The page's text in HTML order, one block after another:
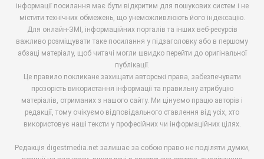
інформації посилання має бути відкритим для пошукових систем і не
містити технічних обмежень, що унеможливлюють його індексацію.
Для онлайн-ЗМІ, інформаційних порталів та інших веб-ресурсів
важливо розміщувати таке посилання у підзаголовку або в першому
абзаці матеріалу, щоб читачі могли швидко перейти до оригінальної
публікації.
Це правило покликане захищати авторські права, забезпечувати
прозорість використання інформації та правильну атрибуцію
матеріалів, отриманих з нашого сайту. Ми цінуємо працю авторів і
редакції, тому очікуємо відповідального ставлення від усіх, хто
використовує наші тексти у професійних чи інформаційних цілях.
Редакція digestmedia.net залишає за собою право не поділяти думки,